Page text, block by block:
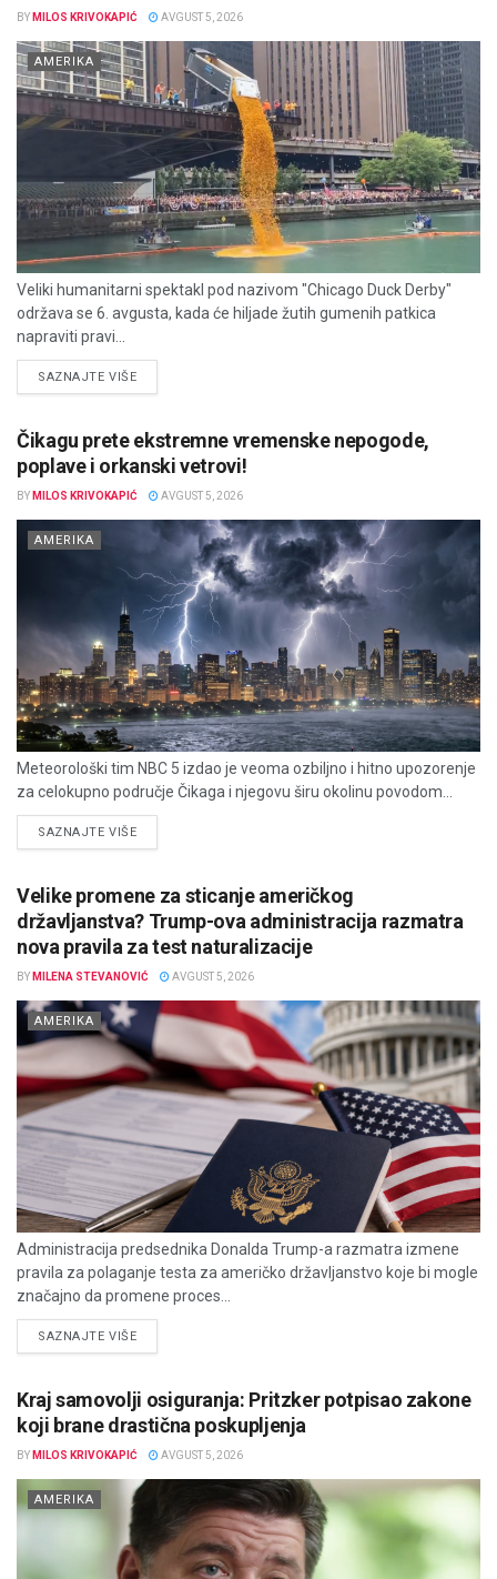
BY MILOS KRIVOKAPIĆ AVGUST 5, 2026
AMERIKA
Veliki humanitarni spektakl pod nazivom "Chicago Duck Derby"
održava se 6. avgusta, kada će hiljade žutih gumenih patkica
napraviti pravi...
SAZNAJTE VIŠEDETAILS
Čikagu prete ekstremne vremenske nepogode,
poplave i orkanski vetrovi!
BY MILOS KRIVOKAPIĆ AVGUST 5, 2026
AMERIKA
Meteorološki tim NBC 5 izdao je veoma ozbiljno i hitno upozorenje
za celokupno područje Čikaga i njegovu širu okolinu povodom...
SAZNAJTE VIŠEDETAILS
Velike promene za sticanje američkog
državljanstva? Trump-ova administracija razmatra
nova pravila za test naturalizacije
BY MILENA STEVANOVIĆ AVGUST 5, 2026
AMERIKA
Administracija predsednika Donalda Trump-a razmatra izmene
pravila za polaganje testa za američko državljanstvo koje bi mogle
značajno da promene proces...
SAZNAJTE VIŠEDETAILS
Kraj samovolji osiguranja: Pritzker potpisao zakone
koji brane drastična poskupljenja
BY MILOS KRIVOKAPIĆ AVGUST 5, 2026
AMERIKA